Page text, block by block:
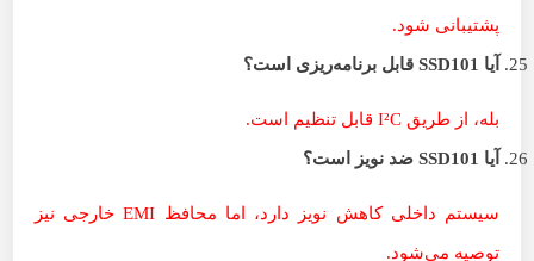
پشتیبانی شود.
آیا قابل برنامه‌ریزی است؟
بله، از طریق I²C قابل تنظیم است.
آیا ضد نویز است؟
سیستم داخلی کاهش نویز دارد، اما محافظ EMI خارجی نیز
توصیه می‌شود.